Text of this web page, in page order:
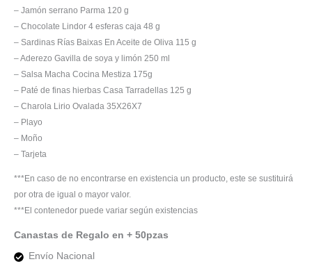
– Jamón serrano Parma 120 g
– Chocolate Lindor 4 esferas caja 48 g
– Sardinas Rías Baixas En Aceite de Oliva 115 g
– Aderezo Gavilla de soya y limón 250 ml
– Salsa Macha Cocina Mestiza 175g
– Paté de finas hierbas Casa Tarradellas 125 g
– Charola Lirio Ovalada 35X26X7
– Playo
– Moño
– Tarjeta
***En caso de no encontrarse en existencia un producto, este se sustituirá
por otra de igual o mayor valor.
***El contenedor puede variar según existencias
Canastas de Regalo en + 50pzas
Envío Nacional